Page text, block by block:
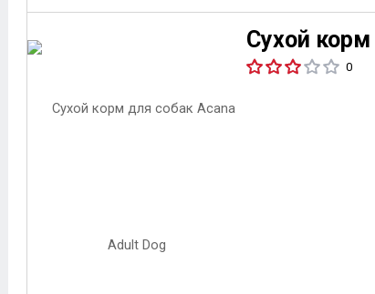
Сухой
0